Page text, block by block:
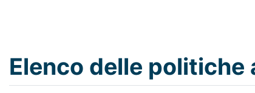
Elenco delle politiche